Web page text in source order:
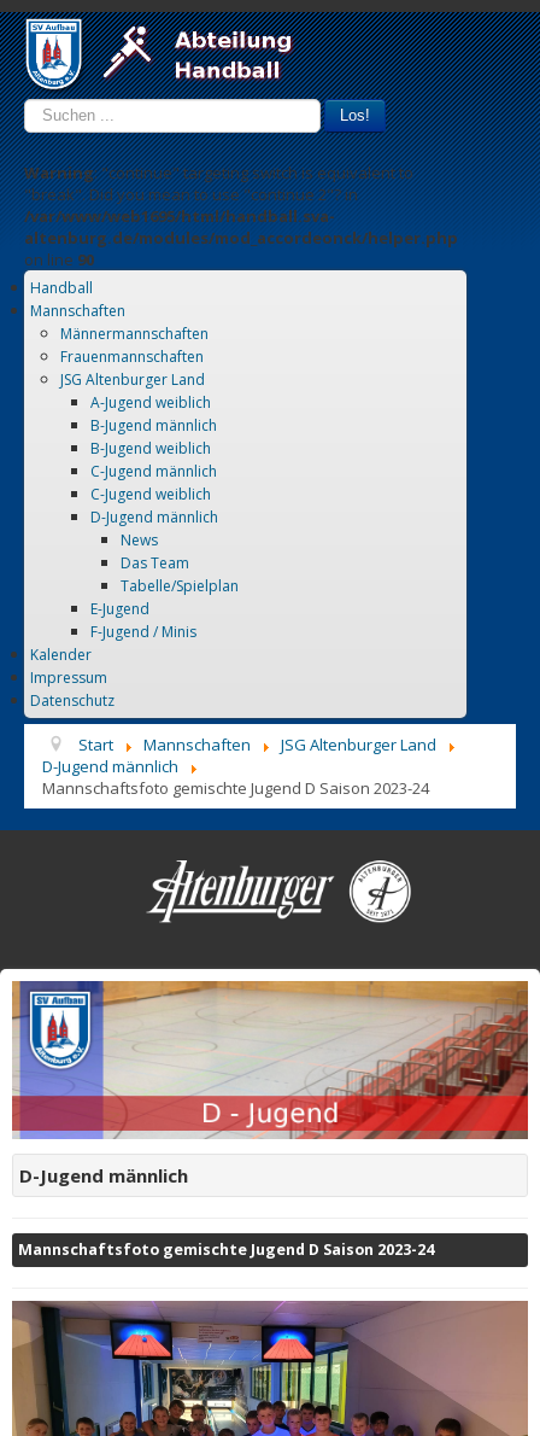
Suchen
...
Los!
Warning: "continue" targeting switch is equivalent to
"break". Did you mean to use "continue 2"? in
/var/www/web1695/html/handball.sva-
altenburg.de/modules/mod_accordeonck/helper.php
on line 90
Handball
Mannschaften
Männermannschaften
Frauenmannschaften
JSG Altenburger Land
A-Jugend weiblich
B-Jugend männlich
B-Jugend weiblich
C-Jugend männlich
C-Jugend weiblich
D-Jugend männlich
News
Das Team
Tabelle/Spielplan
E-Jugend
F-Jugend / Minis
Kalender
Impressum
Datenschutz
Start Mannschaften
JSG Altenburger Land
D-Jugend männlich
Mannschaftsfoto gemischte Jugend D Saison 2023-24
D-Jugend männlich
Mannschaftsfoto gemischte Jugend D Saison 2023-24